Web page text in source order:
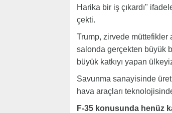
Harika bir iş çıkardı"
çekti.
Trump, zirvede müttefikler
salonda gerçekten büyük
büyük katkıyı yapan
Savunma sanayisinde
hava araçları
F-35 konusunda henüz